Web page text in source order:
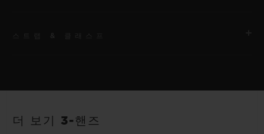
약 48시간
스트랩
더 보기 3-핸즈